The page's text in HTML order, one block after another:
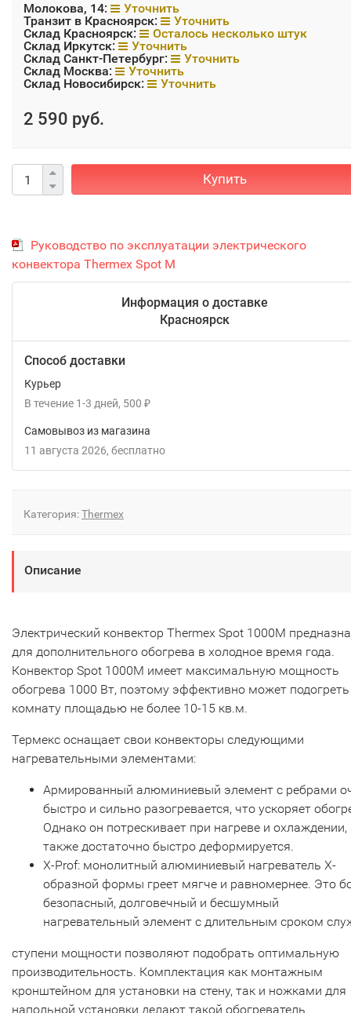
Молокова, 14:
Уточнить
Транзит в Красноярск:
Уточнить
Склад Красноярск:
Осталось несколько штук
Склад Иркутск:
Уточнить
Склад Санкт-Петербург:
Уточнить
Склад Москва:
Уточнить
Склад Новосибирск:
Уточнить
2 590 руб.
Купить
Руководство по эксплуатации электрического
конвектора Тhermex Spot M
Информация о доставке
Красноярск
Способ доставки
Курьер
В течение 1-3 дней 500 ₽
Самовывоз из магазина
11 августа 2026
Бесплатно
Категория:Тhermex
Описание
Электрический конвектор Thermex Spot 1000M
для дополнительного обогрева в холодное время года.
Конвектор Spot 1000M имеет максимальную мощность
обогрева 1000 Вт, поэтому эффективно может подогреть
комнату площадью не более 10-15 кв.м.
Термекс оснащает свои конвекторы следующими
нагревательными элементами:
Армированный алюминиевый элемент с ребрами
быстро и сильно разогревается, что ускоряет
Однако он потрескивает при нагреве и охлаждении,
также достаточно быстро деформируется.
Х-Prof: монолитный алюминиевый нагреватель Х-
образной формы греет мягче и равномернее. Это
безопасный, долговечный и бесшумный
нагревательный элемент с длительным сроком
ступени мощности позволяют подобрать оптимальную
производительность. Комплектация как монтажным
кронштейном для установки на стену, так и ножками для
напольной установки делают такой обогреватель